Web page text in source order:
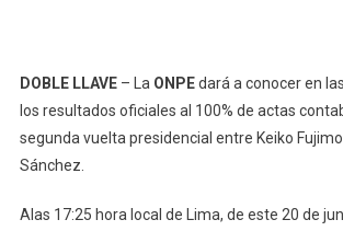
DOBLE LLAVE– La ONPEdará a conocer en
los resultados oficiales al 100% de actas
segunda vuelta presidencial entre Keiko
Sánchez.
Alas 17:25 hora local de Lima, de este 20 de